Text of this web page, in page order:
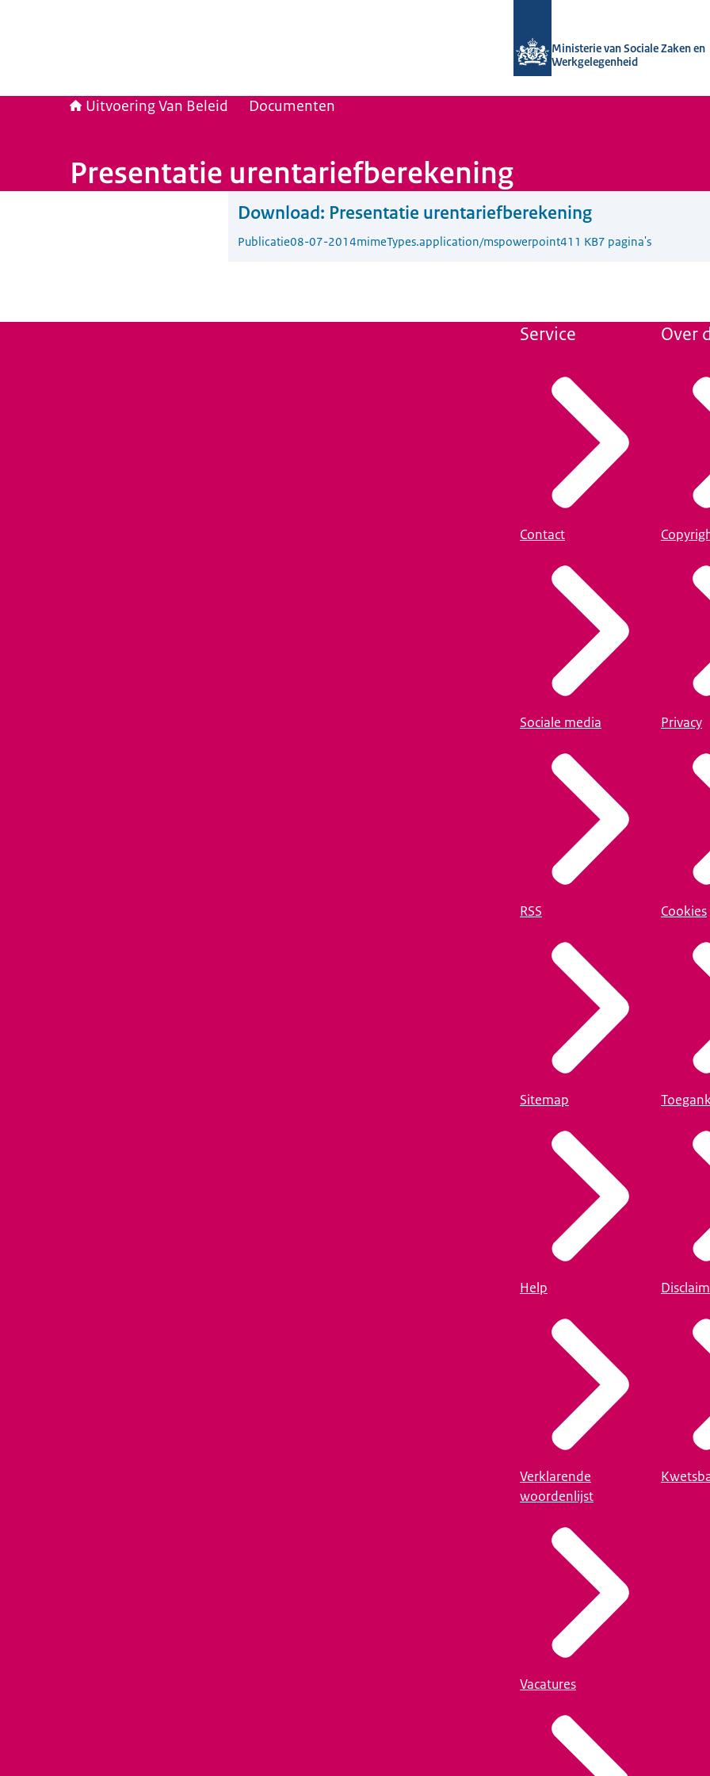
Ministerie van Sociale Zaken en
Werkgelegenheid
Uitvoering Van Beleid Documenten
Presentatie urentariefberekening
Download: Presentatie urentariefberekening
Publicatie08-07-2014mimeTypes.application/mspowerpoint411 KB7 pagina's
Service
Contact
Sociale media
RSS
Sitemap
Help
Verklarende
woordenlijst
Vacatures
Over
Privacy
Cookies